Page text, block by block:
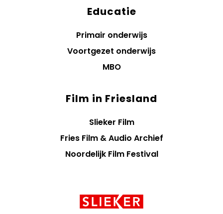
Educatie
Primair onderwijs
Voortgezet onderwijs
MBO
Film in Friesland
Slieker Film
Fries Film & Audio Archief
Noordelijk Film Festival